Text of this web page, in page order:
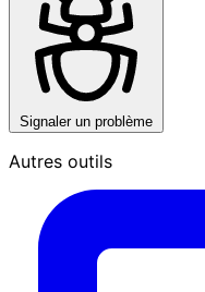
Signaler un problème
Autres outils